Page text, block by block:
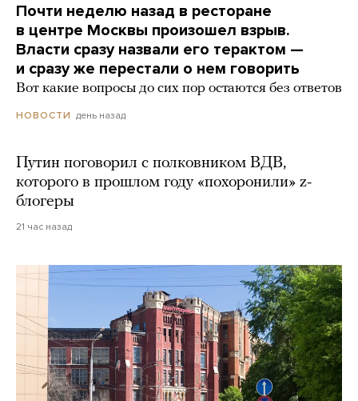
Почти неделю назад в ресторане
в центре Москвы произошел взрыв.
Власти сразу назвали его терактом —
и сразу же перестали о нем говорить
Вот какие вопросы до сих пор остаются без ответов
НОВОСТИ день назад
Путин поговорил с полковником ВДВ,
которого в прошлом году «похоронили» z-
блогеры
21 час назад